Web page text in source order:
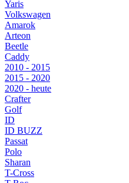
Yaris
Volkswagen
Amarok
Arteon
Beetle
Caddy
2010 - 2015
2015 - 2020
2020 - heute
Crafter
Golf
ID
ID BUZZ
Passat
Polo
Sharan
T-Cross